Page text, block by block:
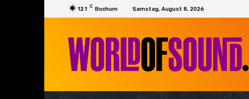
12.1 C Bochum Samstag, August 8, 2026